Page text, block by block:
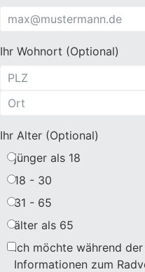
Ihr Wohnort (Optional)
Ihr Alter (Optional)
jünger als 18
18 - 30
31 - 65
älter als 65
Ich möchte während
Informationen zum